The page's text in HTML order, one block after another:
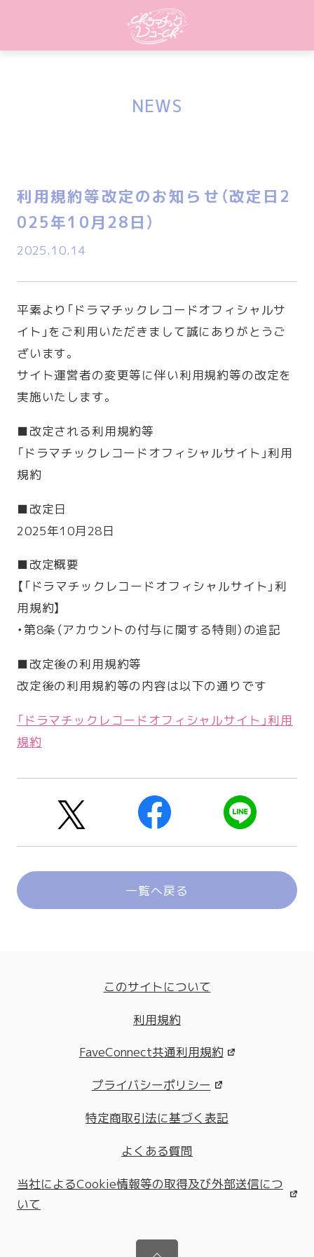
NEWS
利用規約等改定のお知らせ（改定日2
025年10月28日）
2025.10.14
平素より「ドラマチックレコードオフィシャルサ
イト」をご利用いただきまして誠にありがとうご
ざいます。
サイト運営者の変更等に伴い利用規約等の改定を
実施いたします。
■改定される利用規約等
「ドラマチックレコードオフィシャルサイト」利用
規約
■改定日
2025年10月28日
■改定概要
【「ドラマチックレコードオフィシャルサイト」利
用規約】
・第8条（アカウントの付与に関する特則）の追記
■改定後の利用規約等
改定後の利用規約等の内容は以下の通りです
「ドラマチックレコードオフィシャルサイト」利用
規約
一覧へ戻る
このサイトについて
利用規約
FaveConnect共通利用規約
プライバシーポリシー
特定商取引法に基づく表記
よくある質問
当社によるCookie情報等の取得及び外部送信につ
いて